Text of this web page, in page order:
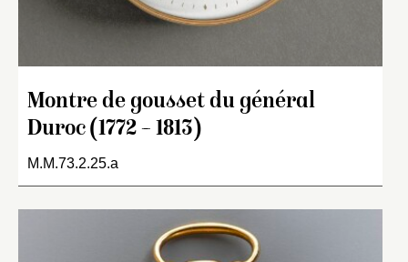
Montre de gousset du général
Duroc (1772 – 1813)
M.M.73.2.25.a